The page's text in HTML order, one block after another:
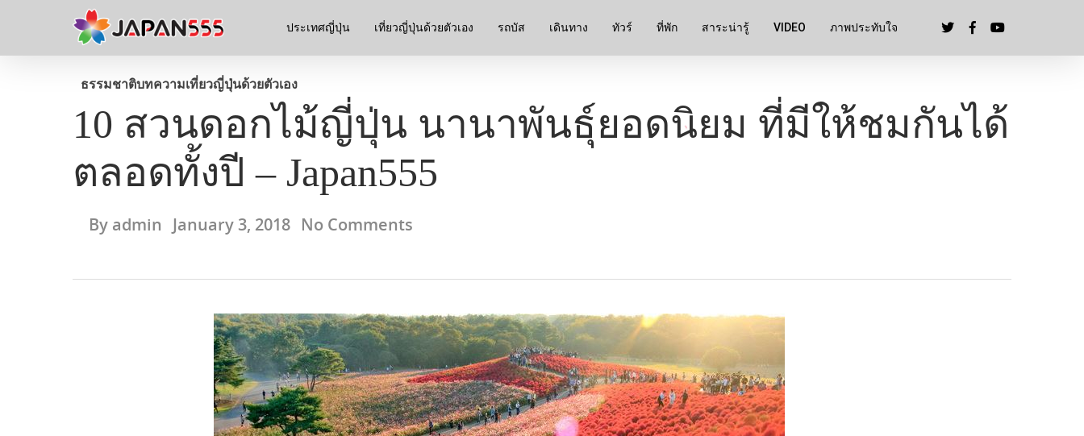
ประเทศญี่ปุ่น เที่ยวญี่ปุ่นด้วยตัวเอง รถบัส เดินทาง ทัวร์ ที่พัก สาระน่ารู้ VIDEO ภาพประทับใจ
ธรรมชาติบทความเที่ยวญี่ปุ่นด้วยตัวเอง
10 สวนดอกไม้ญี่ปุ่น นานาพันธ์ุยอดนิยม ที่มีให้ชมกันได้
ตลอดทั้งปี – Japan555
By admin January 3, 2018 No Comments